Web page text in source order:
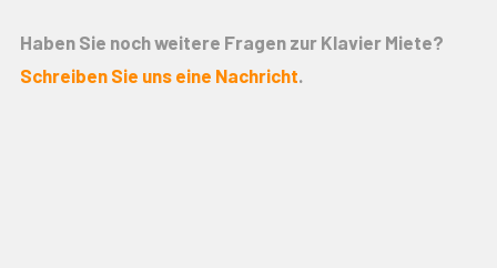
Haben Sie noch weitere Fragen zur Klavier Miete?
Schreiben Sie uns eine Nachricht.